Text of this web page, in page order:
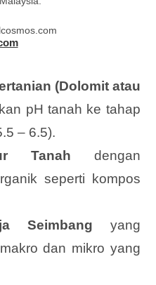
(Dolomit atau
pH tanah ke tahap
– 6.5).
Tanah dengan
seperti kompos
Seimbang yang
dan mikro yang